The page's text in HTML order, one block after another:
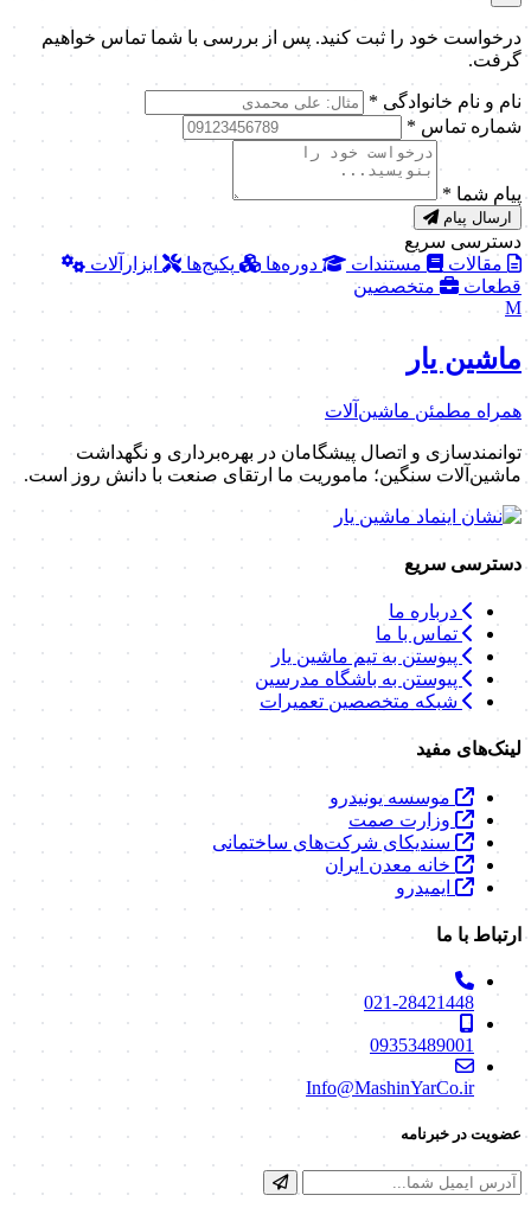
ارتباط در پیامرسان بله
برای گفتگو با کارشناسان ما، به حساب رسمی ماشین‌یار در
پیام‌رسان بله مراجعه کنید.
انتقال به پیام‌رسان بله
پیام به پشتیبانی
درخواست خود را ثبت کنید. پس از بررسی با شما تماس خواهیم
گرفت.
نام و نام خانوادگی*
پیام شما *
دسترسی سریع
مقالات
مستندات
قطعات
متخصصین
ماشین یار
همراه مطمئن ماشین‌آلات
توانمندسازی و اتصال پیشگامان در بهره‌برداری و نگهداشت
ماشین‌آلات سنگین؛ ماموریت ما ارتقای صنعت با دانش روز است.
دسترسی سریع
درباره ما
تماس با ما
پیوستن به تیم ماشین یار
پیوستن به باشگاه مدرسین
شبکه متخصصین تعمیرات
موسسه یونیدرو
وزارت صمت